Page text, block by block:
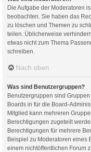
Die Aufgabe der Moderatoren
beobachten. Sie haben das
zu löschen und Themen zu
teilen. Üblicherweise
etwas nicht zum Thema
schreiben.
Nach oben
Was sind Benutzergruppen?
Benutzergruppen sind
Boards in für die Board-
Mitglied kann mehreren
Berechtigungen zugeteilt
Berechtigungen für mehrere
Beispiel zu Moderatoren eines
einem nichtöffentlichen Forum